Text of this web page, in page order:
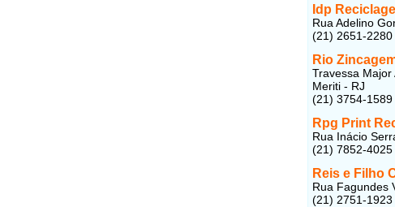
Idp
Rua Adelino
(21) 2651-2280
Rio
Travessa
Meriti - RJ
(21) 3754-1589
Rpg Print
Rua Inácio
(21) 7852-4025
Reis e Filho
Rua Fagundes
(21) 2751-1923